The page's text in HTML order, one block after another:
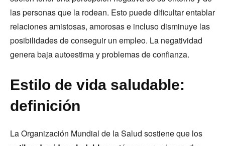
las personas que la rodean. Esto puede dificultar entablar
relaciones amistosas, amorosas e incluso disminuye las
posibilidades de conseguir un empleo. La negatividad
genera baja autoestima y problemas de confianza.
Estilo de vida saludable:
definición
La Organización Mundial de la Salud sostiene que los